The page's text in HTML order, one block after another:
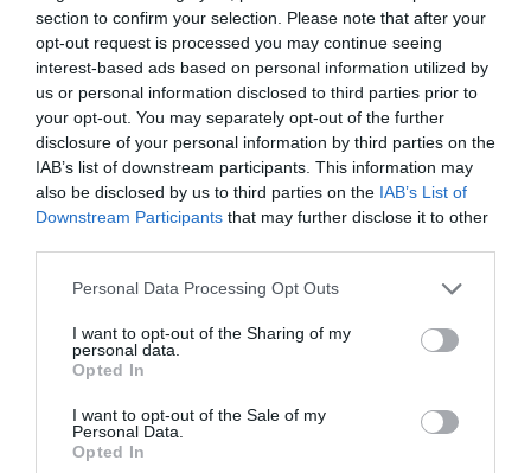
section to confirm your selection. Please note that after your
opt-out request is processed you may continue seeing
interest-based ads based on personal information utilized by
us or personal information disclosed to third parties prior to
your opt-out. You may separately opt-out of the further
disclosure of your personal information by third parties on the
IAB’s list of downstream participants. This information may
also be disclosed by us to third parties on the IAB’s List of
Downstream Participants that may further disclose it to other
Please note that this website/app uses one or more Google
not limited to your visit or usage behaviour. You may click to
grant or deny consent to Google and its third-party tags to
use your data for below specified purposes in below Google
consent section.
Personal Data Processing Opt Outs
I want to opt-out of the Sharing of my
personal data.
Opted In
I want to opt-out of the Sale of my
Personal Data.
Opted In
ΗΠΑ: «Κοντά» σε συμφωνία για τα Στενά του
Ομάν
Οι ΗΠΑ εκτιμούν ότι πλησιάζει συμφωνία για τα Στενά
του Ορμούζ, καθώς σημειώνεται πρόοδος στις
συνομιλίες μεταξύ Ιράν και Ομάν με στόχο την ομαλή
διέλευση των εμπορικών πλοίων.